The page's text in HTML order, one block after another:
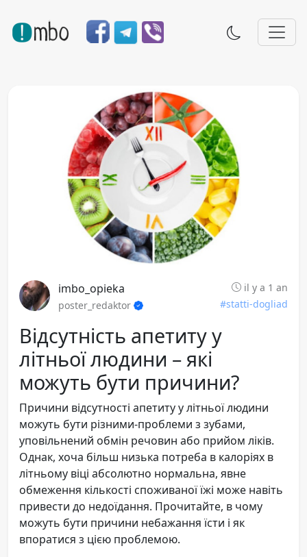
imbo_opieka
il y a 1 an
poster_redaktor
#statti-dogliad
Відсутність апетиту у
літньої людини – які
можуть бути причини?
Причини відсутності апетиту у літньої людини
можуть бути різними-проблеми з зубами,
уповільнений обмін речовин або прийом ліків.
Однак, хоча більш низька потреба в калоріях в
літньому віці абсолютно нормальна, явне
обмеження кількості споживаної їжі може навіть
привести до недоїдання. Прочитайте, в чому
можуть бути причини небажання їсти і як
впоратися з цією проблемою.